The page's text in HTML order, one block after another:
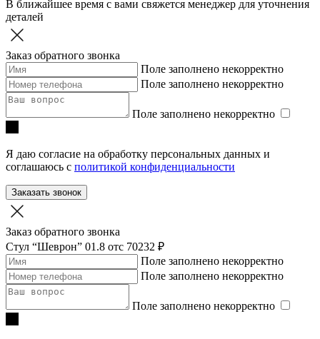
В ближайшее время с вами свяжется менеджер для уточнения
деталей
Заказ обратного звонка
Поле заполнено некорректно
Поле заполнено некорректно
Поле заполнено некорректно
Я даю согласие на обработку персональных данных и
соглашаюсь с политикой конфиденциальности
Заказать звонок
Заказ обратного звонка
Стул “Шеврон” 01.8 отc 70232 ₽
Поле заполнено некорректно
Поле заполнено некорректно
Поле заполнено некорректно